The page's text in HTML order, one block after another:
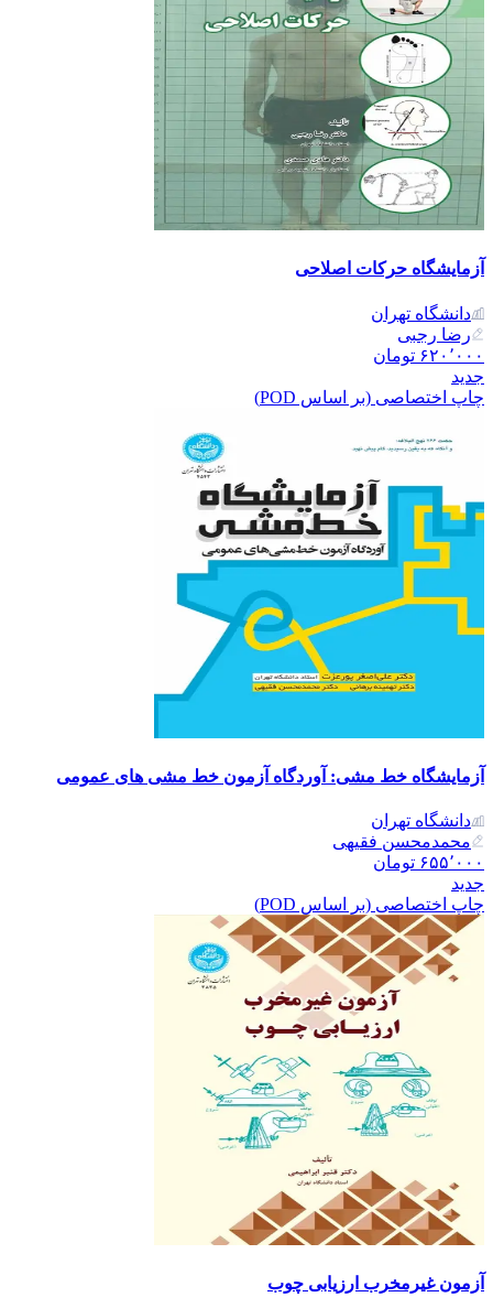
آزمایشگاه حرکات اصلاحی
دانشگاه تهران
رضا رجبی
۶۲۰٬۰۰۰ تومان
جدید
چاپ اختصاصی (بر اساس POD)
آزمایشگاه خط مشی: آوردگاه آزمون خط مشی های عمومی
دانشگاه تهران
محمدمحسن فقیهی
۶۵۵٬۰۰۰ تومان
جدید
چاپ اختصاصی (بر اساس POD)
آزمون غیرمخرب ارزیابی چوب